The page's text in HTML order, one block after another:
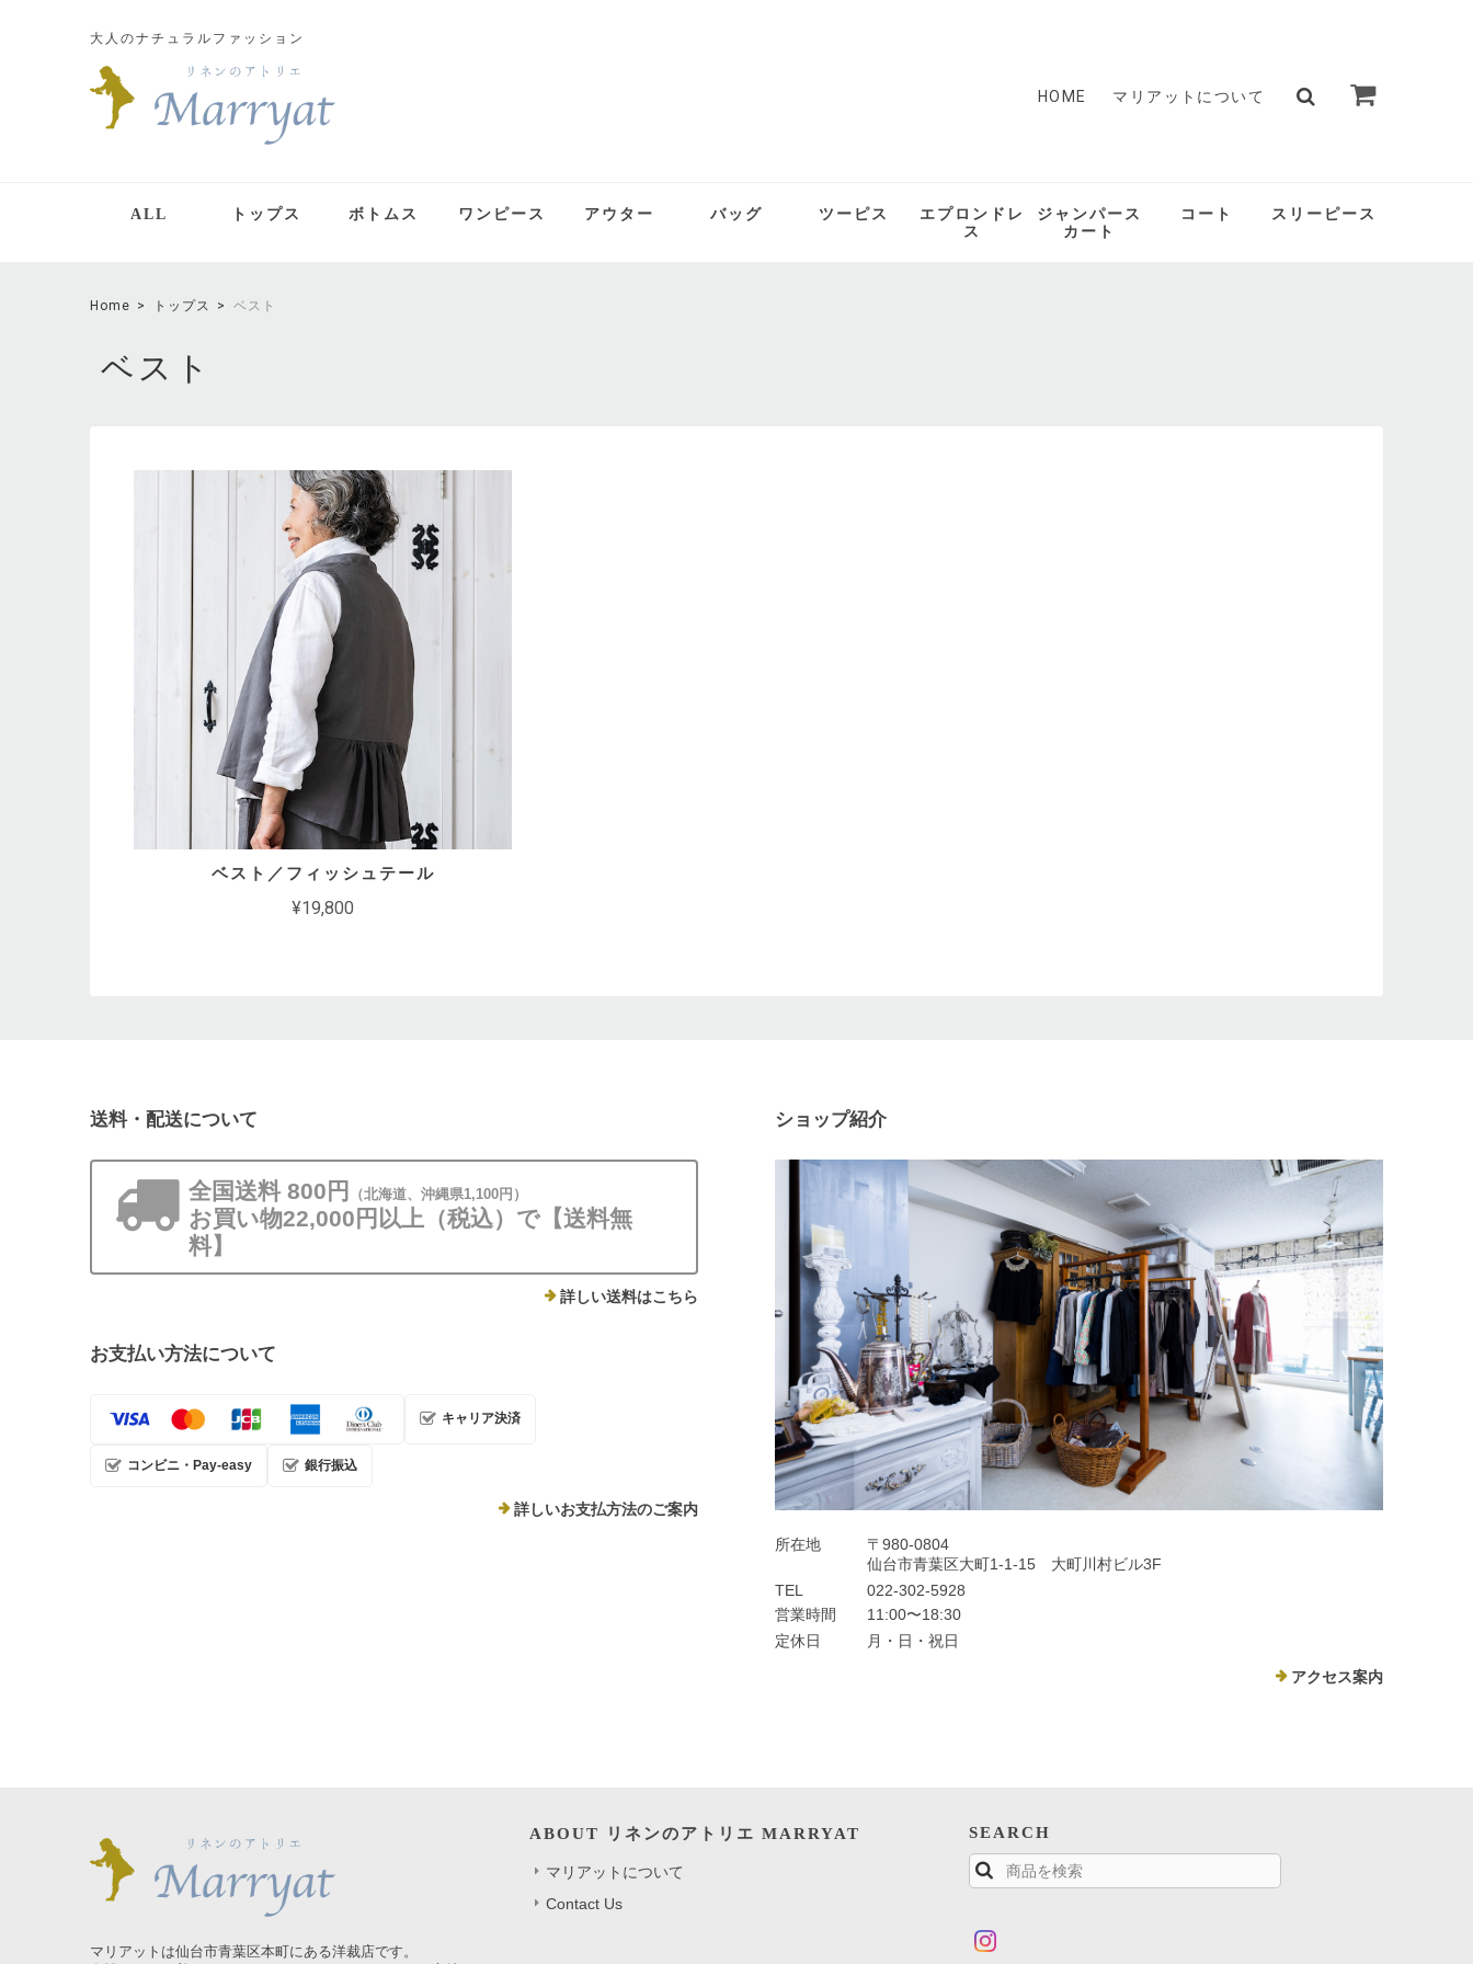
大人のナチュラルファッション
HOME マリアットについて
ALL トップス ボトムス ワンピース アウター バッグ ツーピス
エプロンドレ
ス
ジャンパース
カート
コート スリーピース
Home トップス ベスト
ベスト
ベスト／フィッシュテール
¥19,800
送料・配送について
全国送料 800円 （北海道、沖縄県1,100円）
お買い物22,000円以上（税込）で【送料無
料】
詳しい送料はこちら
お支払い方法について
キャリア決済
コンビニ・Pay-easy 銀行振込
詳しいお支払方法のご案内
ショップ紹介
所在地
〒980-0804
仙台市青葉区大町1-1-15 大町川村ビル3F
TEL
022-302-5928
営業時間
11:00〜18:30
定休日
月・日・祝日
アクセス案内
マリアットは仙台市青葉区本町にある洋裁店です。
ABOUT リネンのアトリエ MARRYAT
マリアットについて
Contact Us
SEARCH